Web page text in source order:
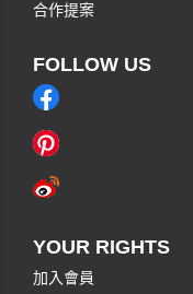
合作提案
FOLLOW US
YOUR RIGHTS
加入會員